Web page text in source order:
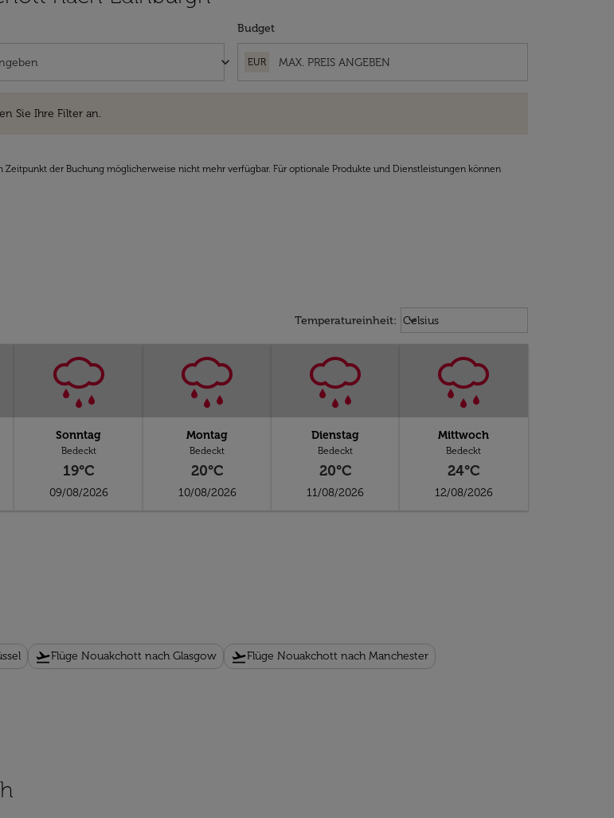
keyboard_arrow_down
Budget
EUR
Sie Ihre Filter an.
der Buchung möglicherweise nicht mehr verfügbar. Für optionale Produkte und Dienstleistungen können
Temperatureinheit: Weather unit option Celsius
Celsius
keyboard_arrow_down
Sonntag
Bedeckt
19°C
09/08/2026
Montag
Bedeckt
20°C
10/08/2026
Dienstag
Bedeckt
20°C
11/08/2026
Mittwoch
Bedeckt
24°C
12/08/2026
flight_takeoffFlüge Nouakchott nach Glasgow flight_takeoffFlüge Nouakchott nach Manchester